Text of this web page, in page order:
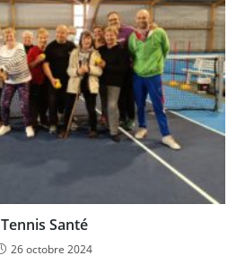
Tennis Santé
26 octobre 2024